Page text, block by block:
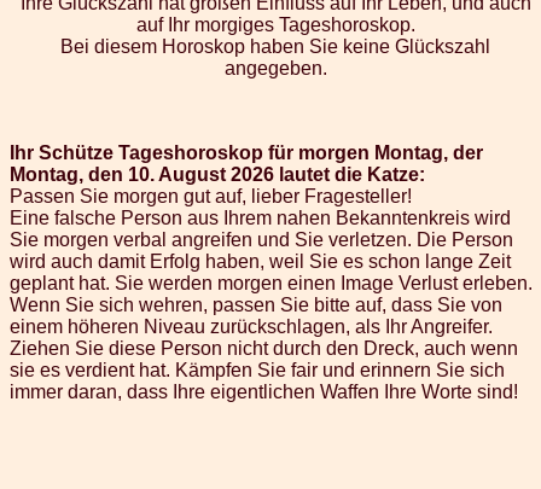
auf Ihr morgiges Tageshoroskop.
Bei diesem Horoskop haben Sie keine Glückszahl
angegeben.
Ihr Schütze Tageshoroskop für morgen Montag, der
Montag, den 10. August 2026 lautet die Katze:
Passen Sie morgen gut auf, lieber Fragesteller!
Eine falsche Person aus Ihrem nahen Bekanntenkreis wird
Sie morgen verbal angreifen und Sie verletzen. Die Person
wird auch damit Erfolg haben, weil Sie es schon lange Zeit
geplant hat. Sie werden morgen einen Image Verlust erleben.
Wenn Sie sich wehren, passen Sie bitte auf, dass Sie von
einem höheren Niveau zurückschlagen, als Ihr Angreifer.
Ziehen Sie diese Person nicht durch den Dreck, auch wenn
sie es verdient hat. Kämpfen Sie fair und erinnern Sie sich
immer daran, dass Ihre eigentlichen Waffen Ihre Worte sind!